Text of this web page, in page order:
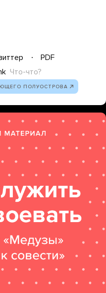
PDF
Что-что?
ПОЛУОСТРОВА